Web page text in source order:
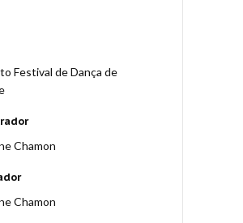
Festival de Dança de
Chamon
Chamon